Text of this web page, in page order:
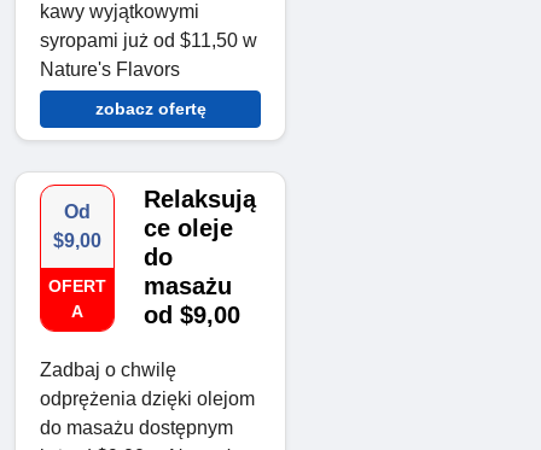
kawy wyjątkowymi
syropami już od $11,50 w
Nature's Flavors
zobacz ofertę
Od
$9,00
OFERT
A
Relaksują
ce oleje
do
masażu
od $9,00
Zadbaj o chwilę
odprężenia dzięki olejom
do masażu dostępnym